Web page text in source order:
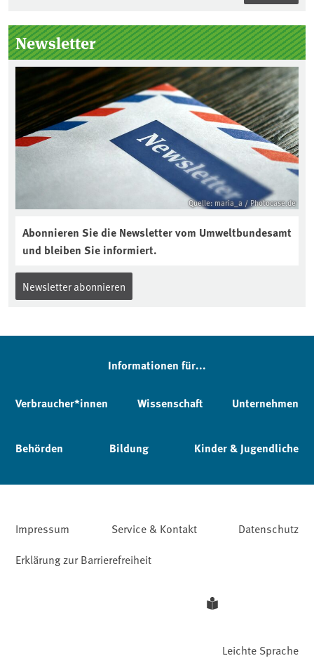
Seitenleiste
Newsletter
Quelle: maria_a / Photocase.de
Abonnieren Sie die Newsletter vom Umweltbundesamt
und bleiben Sie informiert.
Newsletter abonnieren
Informationen für...
Verbraucher*innen Wissenschaft Unternehmen
Behörden Bildung Kinder & Jugendliche
Impressum Service & Kontakt
Datenschutz
Erklärung zur Barrierefreiheit
Leichte Sprache